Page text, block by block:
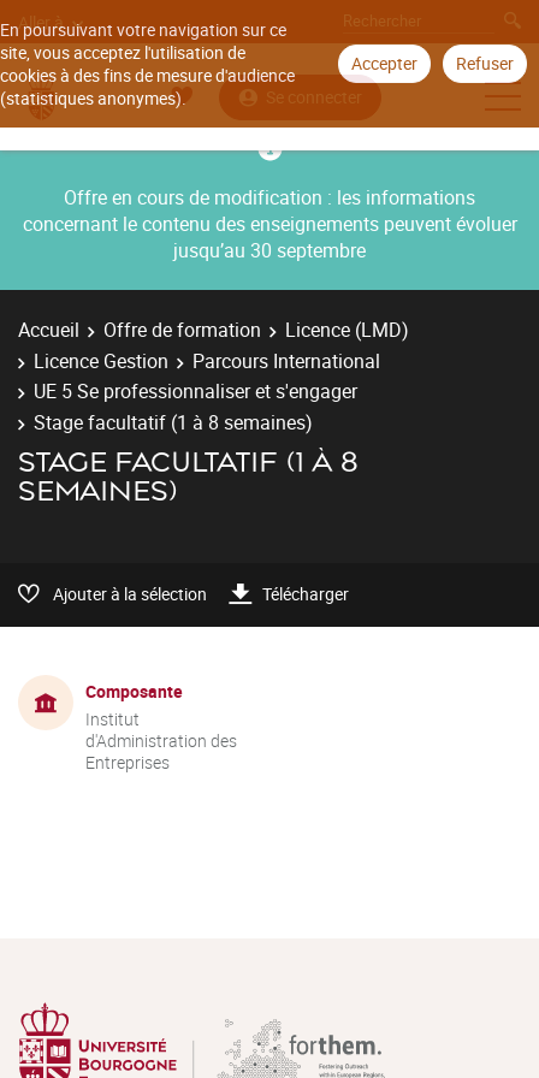
En poursuivant votre navigation sur ce
site, vous acceptez l'utilisation de
cookies à des fins de mesure d'audience
(statistiques anonymes).
Accepter Refuser
Aller à
Se connecter
Offre en cours de modification : les informations
concernant le contenu des enseignements peuvent évoluer
jusqu’au 30 septembre
Accueil Offre de formation
Licence (LMD)
Licence Gestion
Parcours International
UE 5 Se professionnaliser et s'engager
Stage facultatif (1 à 8 semaines)
STAGE FACULTATIF (1 À 8
SEMAINES)
Ajouter à la sélection Télécharger
Composante
Institut
d'Administration des
Entreprises